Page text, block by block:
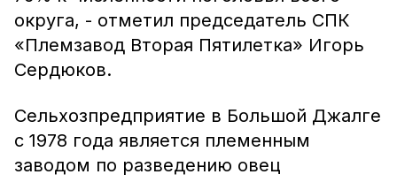
округа, - отметил председатель СПК
«Племзавод Вторая Пятилетка» Игорь
Сердюков.
Сельхозпредприятие в Большой Джалге
с 1978 года является племенным
заводом по разведению овец